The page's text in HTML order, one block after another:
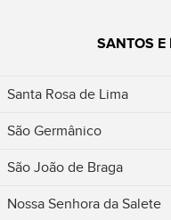
SANTOS E
Santa Rosa de Lima
São Germânico
São João de Braga
Nossa Senhora da Salete